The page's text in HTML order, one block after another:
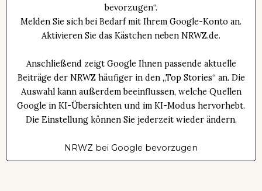
bevorzugen“.
Melden Sie sich bei Bedarf mit Ihrem Google-Konto an.
Aktivieren Sie das Kästchen neben NRWZ.de.
Anschließend zeigt Google Ihnen passende aktuelle
Beiträge der NRWZ häufiger in den „Top Stories“ an. Die
Auswahl kann außerdem beeinflussen, welche Quellen
Google in KI-Übersichten und im KI-Modus hervorhebt.
Die Einstellung können Sie jederzeit wieder ändern.
NRWZ bei Google bevorzugen